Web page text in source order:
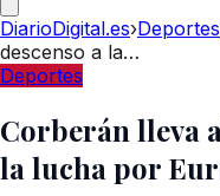
DiarioDigital.es›Deportes
descenso a la…
Deportes
Corberán lleva
la lucha por